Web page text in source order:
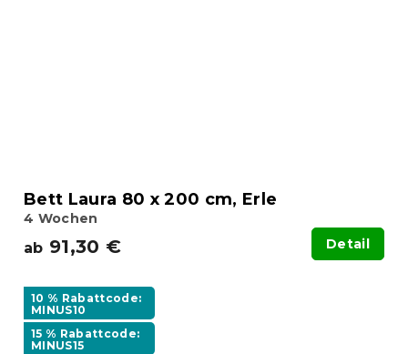
Bett Laura 80 x 200 cm, Erle
4 Wochen
ab 91,30 € Detail
10 % Rabattcode:
MINUS10
15 % Rabattcode:
MINUS15